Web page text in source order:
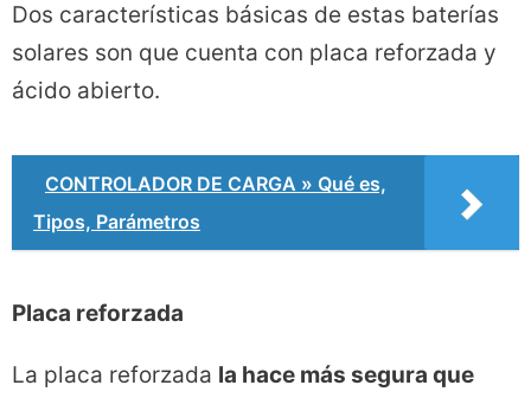
Dos características básicas de estas baterías
solares son que cuenta con placa reforzada y
ácido abierto.
CONTROLADOR DE CARGA » Qué es,
Tipos, Parámetros
Placa reforzada
La placa reforzada la hace más segura que